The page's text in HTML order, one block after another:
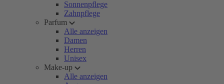
Sonnenpflege
Zahnpflege
Parfum
Alle anzeigen
Damen
Herren
Unisex
Make-up
Alle anzeigen